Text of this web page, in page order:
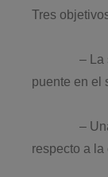
Tres
– La
puente en el
– Una
respecto a la